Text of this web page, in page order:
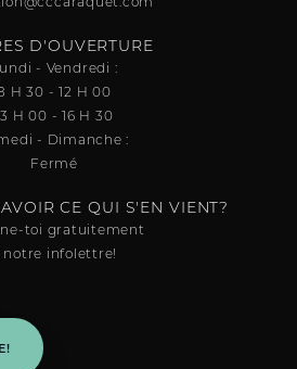
D'OUVERTURE
- Vendredi :
H 30 - 12 H 00
H 00 - 16 H 30
- Dimanche :
Fermé
CE QUI S'EN VIENT?
toi gratuitement
notre infolettre!